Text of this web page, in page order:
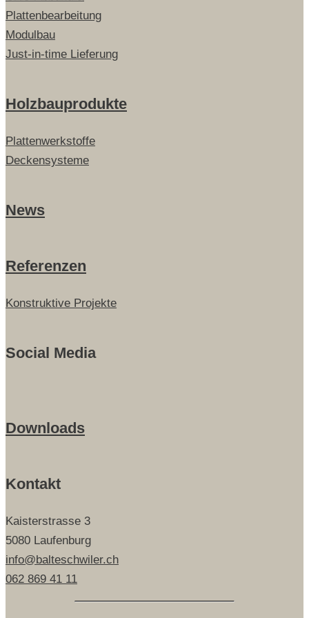
Plattenbearbeitung
Modulbau
Just-in-time Lieferung
Holzbauprodukte
Plattenwerkstoffe
Deckensysteme
News
Referenzen
Konstruktive Projekte
Social Media
Downloads
Kontakt
Kaisterstrasse 3
5080 Laufenburg
info@balteschwiler.ch
062 869 41 11